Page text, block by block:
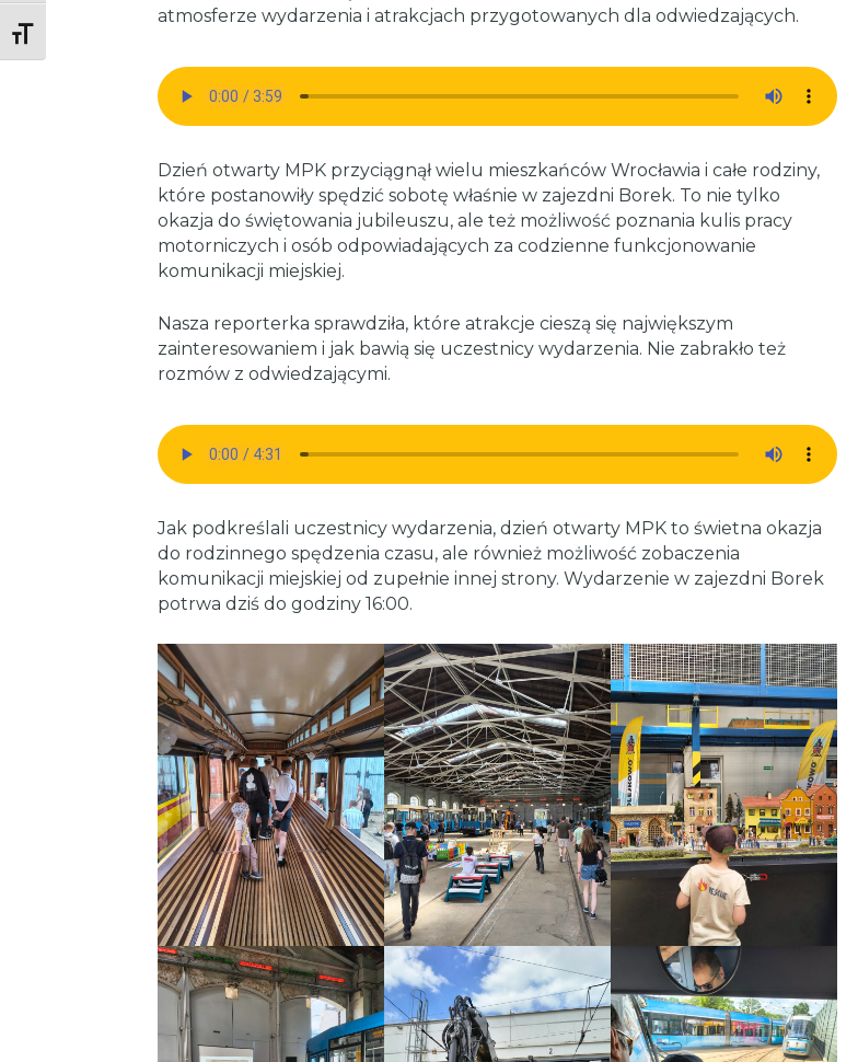
Toggle Font size
atmosferze wydarzenia i atrakcjach przygotowanych dla odwiedzających.
Dzień otwarty MPK przyciągnął wielu mieszkańców Wrocławia i całe rodziny,
które postanowiły spędzić sobotę właśnie w zajezdni Borek. To nie tylko
okazja do świętowania jubileuszu, ale też możliwość poznania kulis pracy
motorniczych i osób odpowiadających za codzienne funkcjonowanie
komunikacji miejskiej.
Nasza reporterka sprawdziła, które atrakcje cieszą się największym
zainteresowaniem i jak bawią się uczestnicy wydarzenia. Nie zabrakło też
rozmów z odwiedzającymi.
Jak podkreślali uczestnicy wydarzenia, dzień otwarty MPK to świetna okazja
do rodzinnego spędzenia czasu, ale również możliwość zobaczenia
komunikacji miejskiej od zupełnie innej strony. Wydarzenie w zajezdni Borek
potrwa dziś do godziny 16:00.